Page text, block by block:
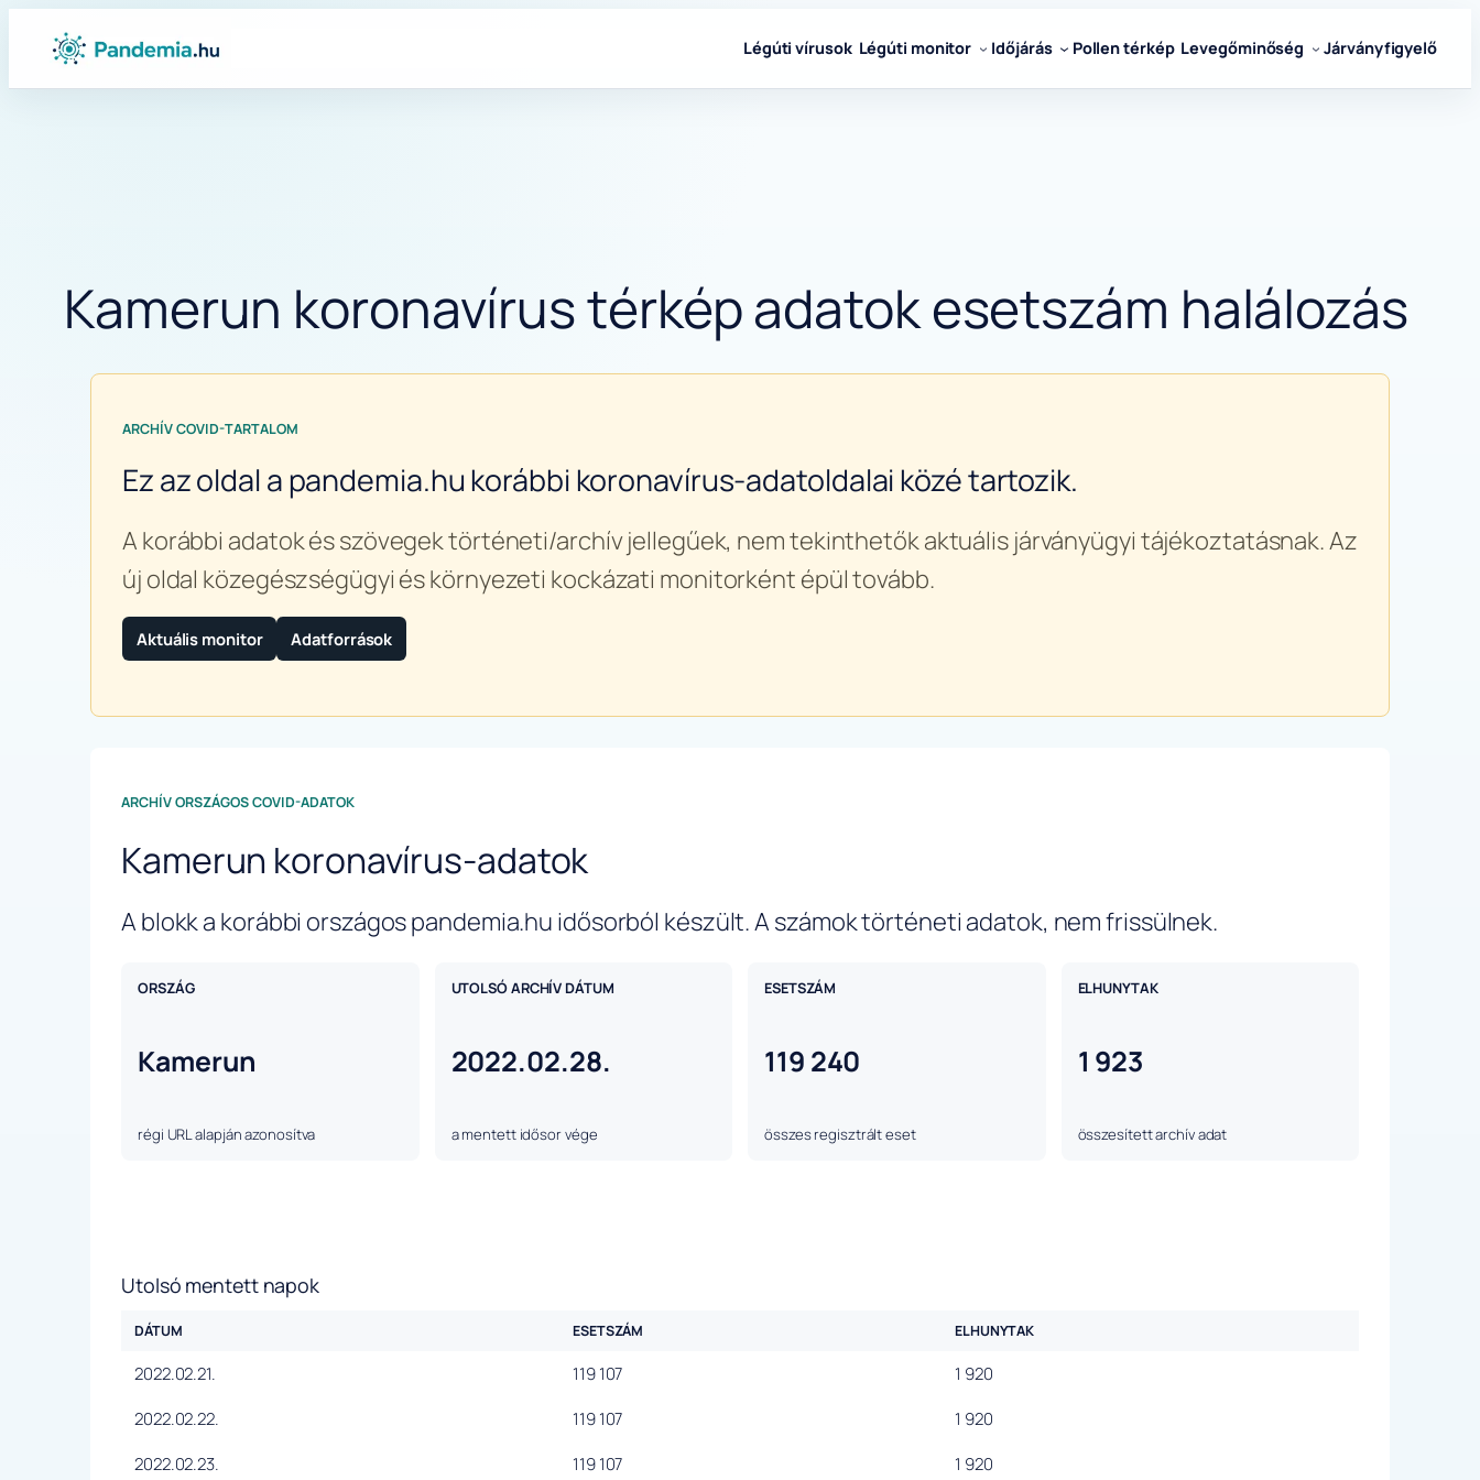
Ugrás
tartalomhoz
Légúti vírusok Légúti monitor Időjárás Pollen térkép Levegőminőség Járványfigyelő
Kamerun koronavírus térkép adatok esetszám halálozás
ARCHÍV COVID-TARTALOM
Ez az oldal a pandemia.hu korábbi koronavírus-adatoldalai közé tartozik.
A korábbi adatok és szövegek történeti/archív jellegűek, nem tekinthetők aktuális járványügyi tájékoztatásnak. Az
új oldal közegészségügyi és környezeti kockázati monitorként épül tovább.
Aktuális monitor Adatforrások
ARCHÍV ORSZÁGOS COVID-ADATOK
Kamerun koronavírus-adatok
A blokk a korábbi országos pandemia.hu idősorból készült. A számok történeti adatok, nem frissülnek.
ORSZÁG
Kamerun
régi URL alapján azonosítva
UTOLSÓ ARCHÍV DÁTUM
2022.02.28.
a mentett idősor vége
ESETSZÁM
119 240
összes regisztrált eset
ELHUNYTAK
1 923
összesített archív adat
Utolsó mentett napok
DÁTUM ESETSZÁM ELHUNYTAK
2022.02.21. 119 107
1 920
2022.02.22.
119 107
1 920
2022.02.23.
119 107
1 920